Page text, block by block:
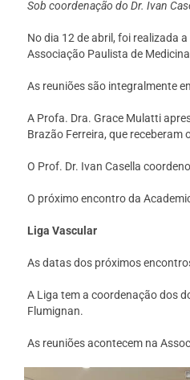
Sob coordenação do Dr. Ivan
No dia 12 de abril, foi realizada
Associação Paulista de
As reuniões são integralmente
A Profa. Dra. Grace Mulatti
Brazão Ferreira, que receberam
O Prof. Dr. Ivan Casella
O próximo encontro da
Liga Vascular
As datas dos próximos
A Liga tem a coordenação dos
Flumignan.
As reuniões acontecem na